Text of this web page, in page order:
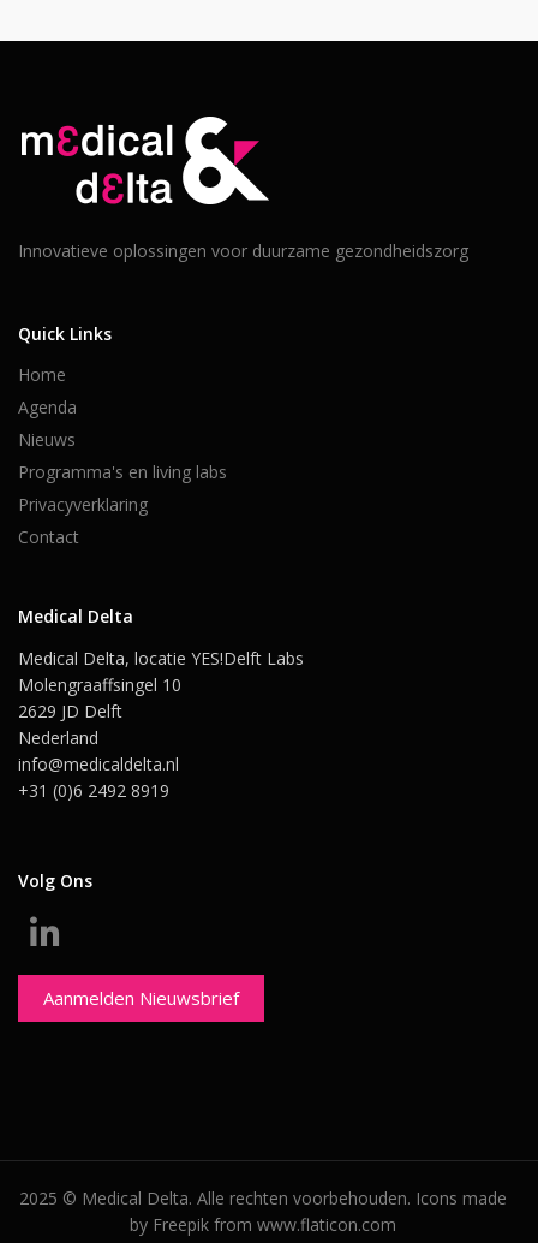
Innovatieve oplossingen voor duurzame gezondheidszorg
Quick Links
Home
Agenda
Nieuws
Programma's en living labs
Privacyverklaring
Contact
Medical Delta
Medical Delta, locatie YES!Delft Labs
Molengraaffsingel 10
2629 JD Delft
Nederland
info@medicaldelta.nl
+31 (0)6 2492 8919
Volg Ons
Aanmelden Nieuwsbrief
2025 © Medical Delta. Alle rechten voorbehouden. Icons made
by Freepik from www.flaticon.com